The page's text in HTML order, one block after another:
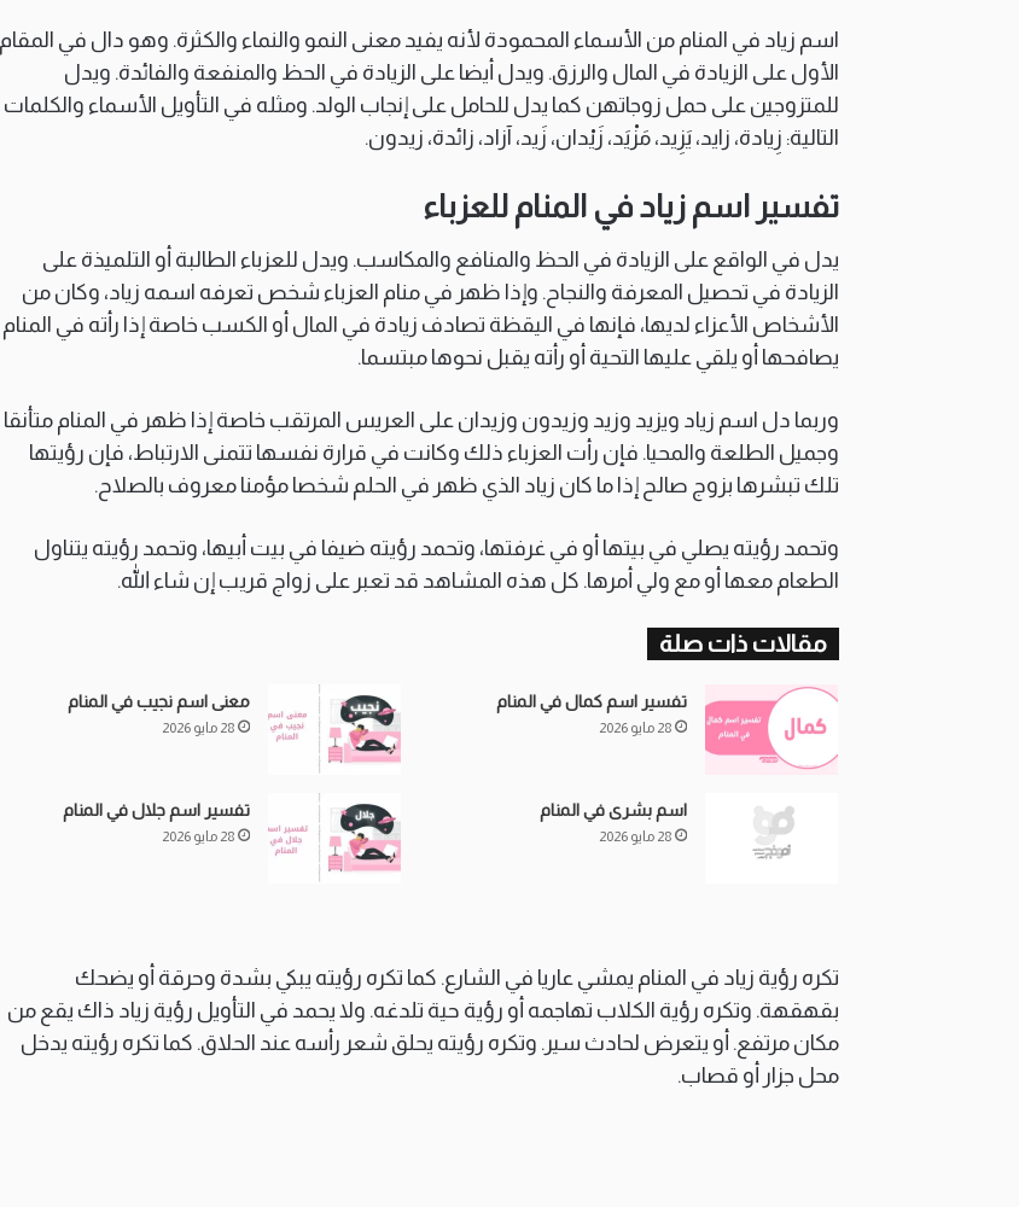
اسم زياد في المنام من الأسماء المحمودة لأنه يفيد معنى النمو والنماء والكثرة. وهو دال في المقام
الأول على الزيادة في المال والرزق. ويدل أيضا على الزيادة في الحظ والمنفعة والفائدة. ويدل
للمتزوجين على حمل زوجاتهن كما يدل للحامل على إنجاب الولد. ومثله في التأويل الأسماء والكلمات
التالية: زِيادة، زايد، يَزِيد، مَزْيَد، زَيْدان، زَيد، آزاد، زائدة، زيدون.
تفسير اسم زياد في المنام للعزباء
يدل في الواقع على الزيادة في الحظ والمنافع والمكاسب. ويدل للعزباء الطالبة أو التلميذة على
الزيادة في تحصيل المعرفة والنجاح. وإذا ظهر في منام العزباء شخص تعرفه اسمه زياد، وكان من
الأشخاص الأعزاء لديها، فإنها في اليقظة تصادف زيادة في المال أو الكسب خاصة إذا رأته في المنام
يصافحها أو يلقي عليها التحية أو رأته يقبل نحوها مبتسما.
وربما دل اسم زياد ويزيد وزيد وزيدون وزيدان على العريس المرتقب خاصة إذا ظهر في المنام متأنقا
وجميل الطلعة والمحيا. فإن رأت العزباء ذلك وكانت في قرارة نفسها تتمنى الارتباط، فإن رؤيتها
تلك تبشرها بزوج صالح إذا ما كان زياد الذي ظهر في الحلم شخصا مؤمنا معروف بالصلاح.
وتحمد رؤيته يصلي في بيتها أو في غرفتها، وتحمد رؤيته ضيفا في بيت أبيها، وتحمد رؤيته يتناول
الطعام معها أو مع ولي أمرها. كل هذه المشاهد قد تعبر على زواج قريب إن شاء الله.
مقالات ذات صلة
تفسير اسم كمال في المنام
28 مايو 2026
معنى اسم نجيب في المنام
28 مايو 2026
اسم بشرى في المنام
28 مايو 2026
تفسير اسم جلال في المنام
28 مايو 2026
تكره رؤية زياد في المنام يمشي عاريا في الشارع. كما تكره رؤيته يبكي بشدة وحرقة أو يضحك
بقهقهة. وتكره رؤية الكلاب تهاجمه أو رؤية حية تلدغه. ولا يحمد في التأويل رؤية زياد ذاك يقع من
مكان مرتفع. أو يتعرض لحادث سير. وتكره رؤيته يحلق شعر رأسه عند الحلاق. كما تكره رؤيته يدخل
محل جزار أو قصاب.